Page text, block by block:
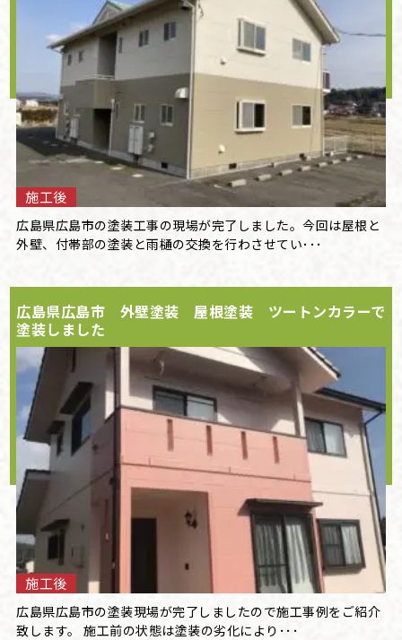
施工後
広島県広島市の塗装工事の現場が完了しました。今回は屋根と
外壁、付帯部の塗装と雨樋の交換を行わさせてい･･･
広島県広島市 外壁塗装 屋根塗装 ツートンカラーで
塗装しました
施工後
広島県広島市の塗装現場が完了しましたので施工事例をご紹介
致します。 施工前の状態は塗装の劣化により･･･